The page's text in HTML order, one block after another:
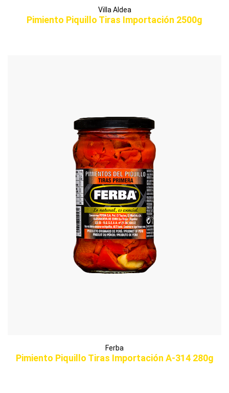
Villa Aldea
Pimiento Piquillo Tiras Importación 2500g
Ferba
Pimiento Piquillo Tiras Importación A-314 280g